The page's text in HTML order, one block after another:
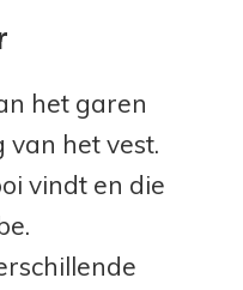
het garen
het vest.
vindt en die